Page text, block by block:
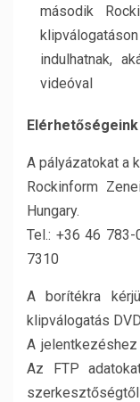
második
indulhatnak,
videóval
Elérhetőségeink
A pályázatokat a
Rockinform
Hungary.
Tel.: +36 46
7310
A borítékra
klipválogatás
A
Az FTP